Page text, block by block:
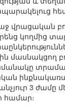
վրացական
կողմից
մասնակցող
3
համար։